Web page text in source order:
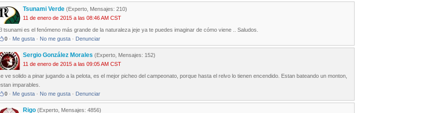
Tsunami Verde (Experto, Mensajes: 210)
11 de enero de 2015 a las 08:46 AM CST
tsunami es el fenómeno más grande de la naturaleza jeje ya te puedes imaginar de cómo viene .. Saludos.
0 · Me gusta · No me gusta · Denunciar
Sergio González Morales (Experto, Mensajes: 152)
11 de enero de 2015 a las 09:05 AM CST
ve solido a pinar jugando a la pelota, es el mejor picheo del campeonato, porque hasta el relvo lo tienen encendido. Estan bateando un monton,
imparables.
0 · Me gusta · No me gusta · Denunciar
Rigo (Experto, Mensajes: 4856)